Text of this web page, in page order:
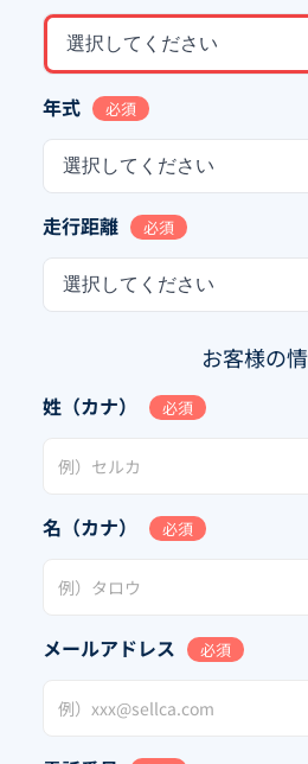
選択してください
年式 必須
選択してください
走行距離 必須
選択してください
お客様の
姓（カナ） 必須
名（カナ） 必須
メールアドレス 必須